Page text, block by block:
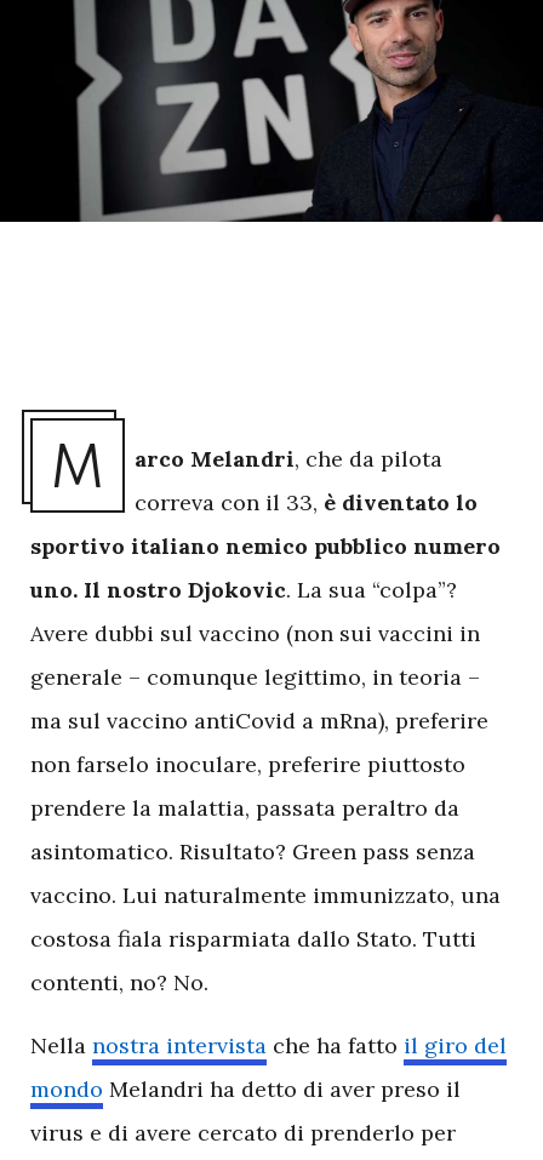
M arco Melandri, che da pilota
correva con il 33, è diventato lo
sportivo italiano nemico pubblico numero
uno. Il nostro Djokovic. La sua “colpa”?
Avere dubbi sul vaccino (non sui vaccini in
generale – comunque legittimo, in teoria –
ma sul vaccino antiCovid a mRna), preferire
non farselo inoculare, preferire piuttosto
prendere la malattia, passata peraltro da
asintomatico. Risultato? Green pass senza
vaccino. Lui naturalmente immunizzato, una
costosa fiala risparmiata dallo Stato. Tutti
contenti, no? No.
Nella nostra intervista che ha fatto il giro del
mondo Melandri ha detto di aver preso il
virus e di avere cercato di prenderlo per